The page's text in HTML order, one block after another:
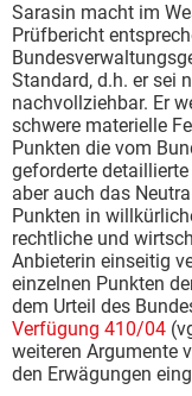
Sarasin macht im
Prüfbericht
Standard, d.h. er sei
nachvollziehbar. Er
schwere materielle
Punkten die vom
geforderte
aber auch das
Punkten in
rechtliche und
Anbieterin einseitig
einzelnen Punkten
dem Urteil des
Verfügung 410/04
weiteren Argumente
den Erwägungen